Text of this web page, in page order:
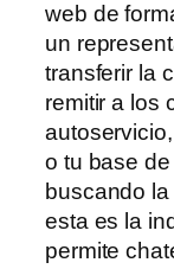
web de
un
transferir la
remitir a los
o tu base
buscando
esta es la
permite